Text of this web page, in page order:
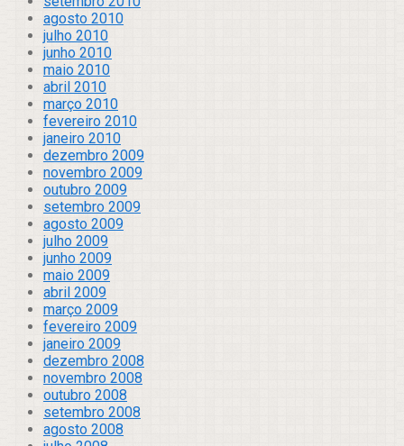
agosto 2010
julho 2010
junho 2010
maio 2010
abril 2010
março 2010
fevereiro 2010
janeiro 2010
dezembro 2009
novembro 2009
outubro 2009
setembro 2009
agosto 2009
julho 2009
junho 2009
maio 2009
abril 2009
março 2009
fevereiro 2009
janeiro 2009
dezembro 2008
novembro 2008
outubro 2008
setembro 2008
agosto 2008